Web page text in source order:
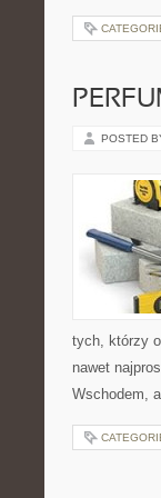
POSTED
tych, którzy
nawet
Wschodem,